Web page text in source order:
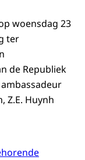
woensdag 23
ter
de Republiek
ambassadeur
Z.E. Huynh